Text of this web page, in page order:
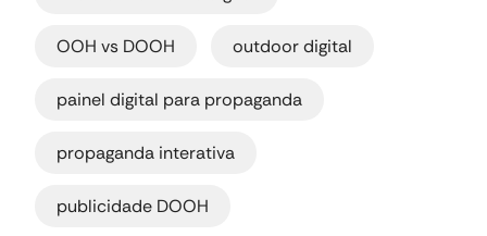
OOH vs DOOH outdoor digital
painel digital para propaganda
propaganda interativa
publicidade DOOH